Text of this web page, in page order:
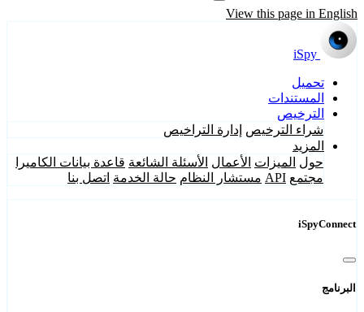
View this page in English
iSpy
تحميل
المستندات
الترخيص
شراء الترخيص إدارة التراخيص
المزيد
حول الميزات الأعمال الأسئلة الشائعة قاعدة بيانات الكاميرا
مجتمع API مستشار النظام حالة الخدمة اتصل بنا
iSpyConnect
البرنامج